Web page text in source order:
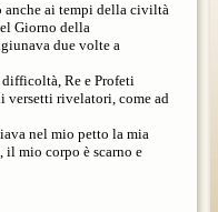
anche ai tempi della civiltà
Giorno della
due volte a
Re e Profeti
versetti rivelatori, come ad
nel mio petto la mia
mio corpo è scarno e